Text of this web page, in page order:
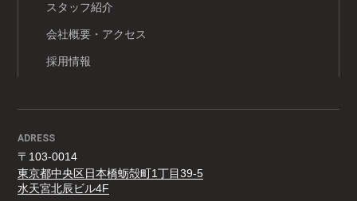
スタッフ紹介
会社概要・アクセス
採用情報
ADRESS
〒103-0014
東京都中央区日本橋蛎殻町1丁目39-5
水天宮北辰ビル4F